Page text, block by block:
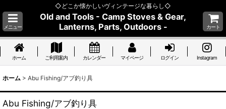
◇どこか懐かしいヴィンテージな暮らし◇
メニュー
Old and Tools - Camp Stoves & Gear,
Lanterns, Parts, Outdoors -
カート
ホーム ご利用案内 カレンダー マイページ ログイン Instagram
ホーム > Abu Fishing/アブ釣り具
Abu Fishing/アブ釣り具